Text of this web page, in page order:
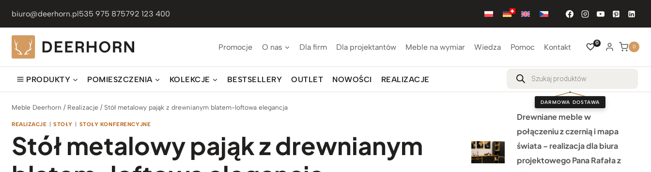
treści
biuro@deerhorn.pl535 975 875792 123 400
Promocje O nas Dla firm Dla projektantów Meble na wymiar Wiedza Pomoc Kontakt 0
0
PRODUKTY POMIESZCZENIA KOLEKCJE BESTSELLERY OUTLET NOWOŚCI REALIZACJE
Wyszukiwarka
produktów
DARMOWA DOSTAWA
Meble Deerhorn / Realizacje / Stół metalowy pająk z drewnianym blatem-loftowa elegancja
REALIZACJE | STOŁY | STOŁY KONFERENCYJNE
Stół metalowy pająk z drewnianym
Drewniane meble w
połączeniu z czernią i mapa
świata – realizacja dla biura
projektowego Pana Rafała z